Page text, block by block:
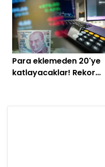
Para eklemeden 20'ye
katlayacaklar! Rekor